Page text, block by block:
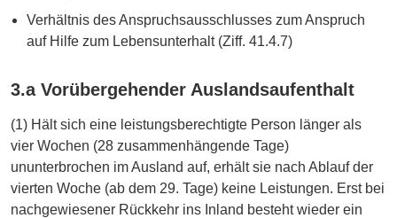
Verhältnis des Anspruchsausschlusses zum Anspruch
auf Hilfe zum Lebensunterhalt (Ziff. 41.4.7)
3.a Vorübergehender Auslandsaufenthalt
(1) Hält sich eine leistungsberechtigte Person länger als
vier Wochen (28 zusammenhängende Tage)
ununterbrochen im Ausland auf, erhält sie nach Ablauf der
vierten Woche (ab dem 29. Tage) keine Leistungen. Erst bei
nachgewiesener Rückkehr ins Inland besteht wieder ein